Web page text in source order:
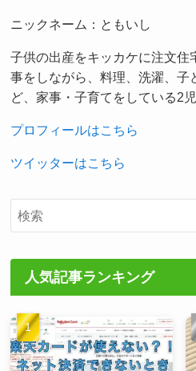
ニックネーム：ともいし
子供の出産をキッカケに注文住
事をしながら、料理、洗濯、子
ど、家事・子育てをしている2
プロフィールはこちら
ツイッターはこちら
人気記事ランキング